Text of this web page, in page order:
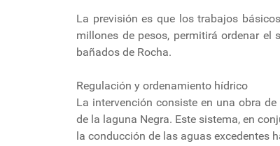
La previsión es que los trabajos
millones de pesos, permitirá ordenar
bañados de Rocha.
Regulación y ordenamiento hídrico
La intervención consiste en una obra
de la laguna Negra. Este sistema, en
la conducción de las aguas excedentes